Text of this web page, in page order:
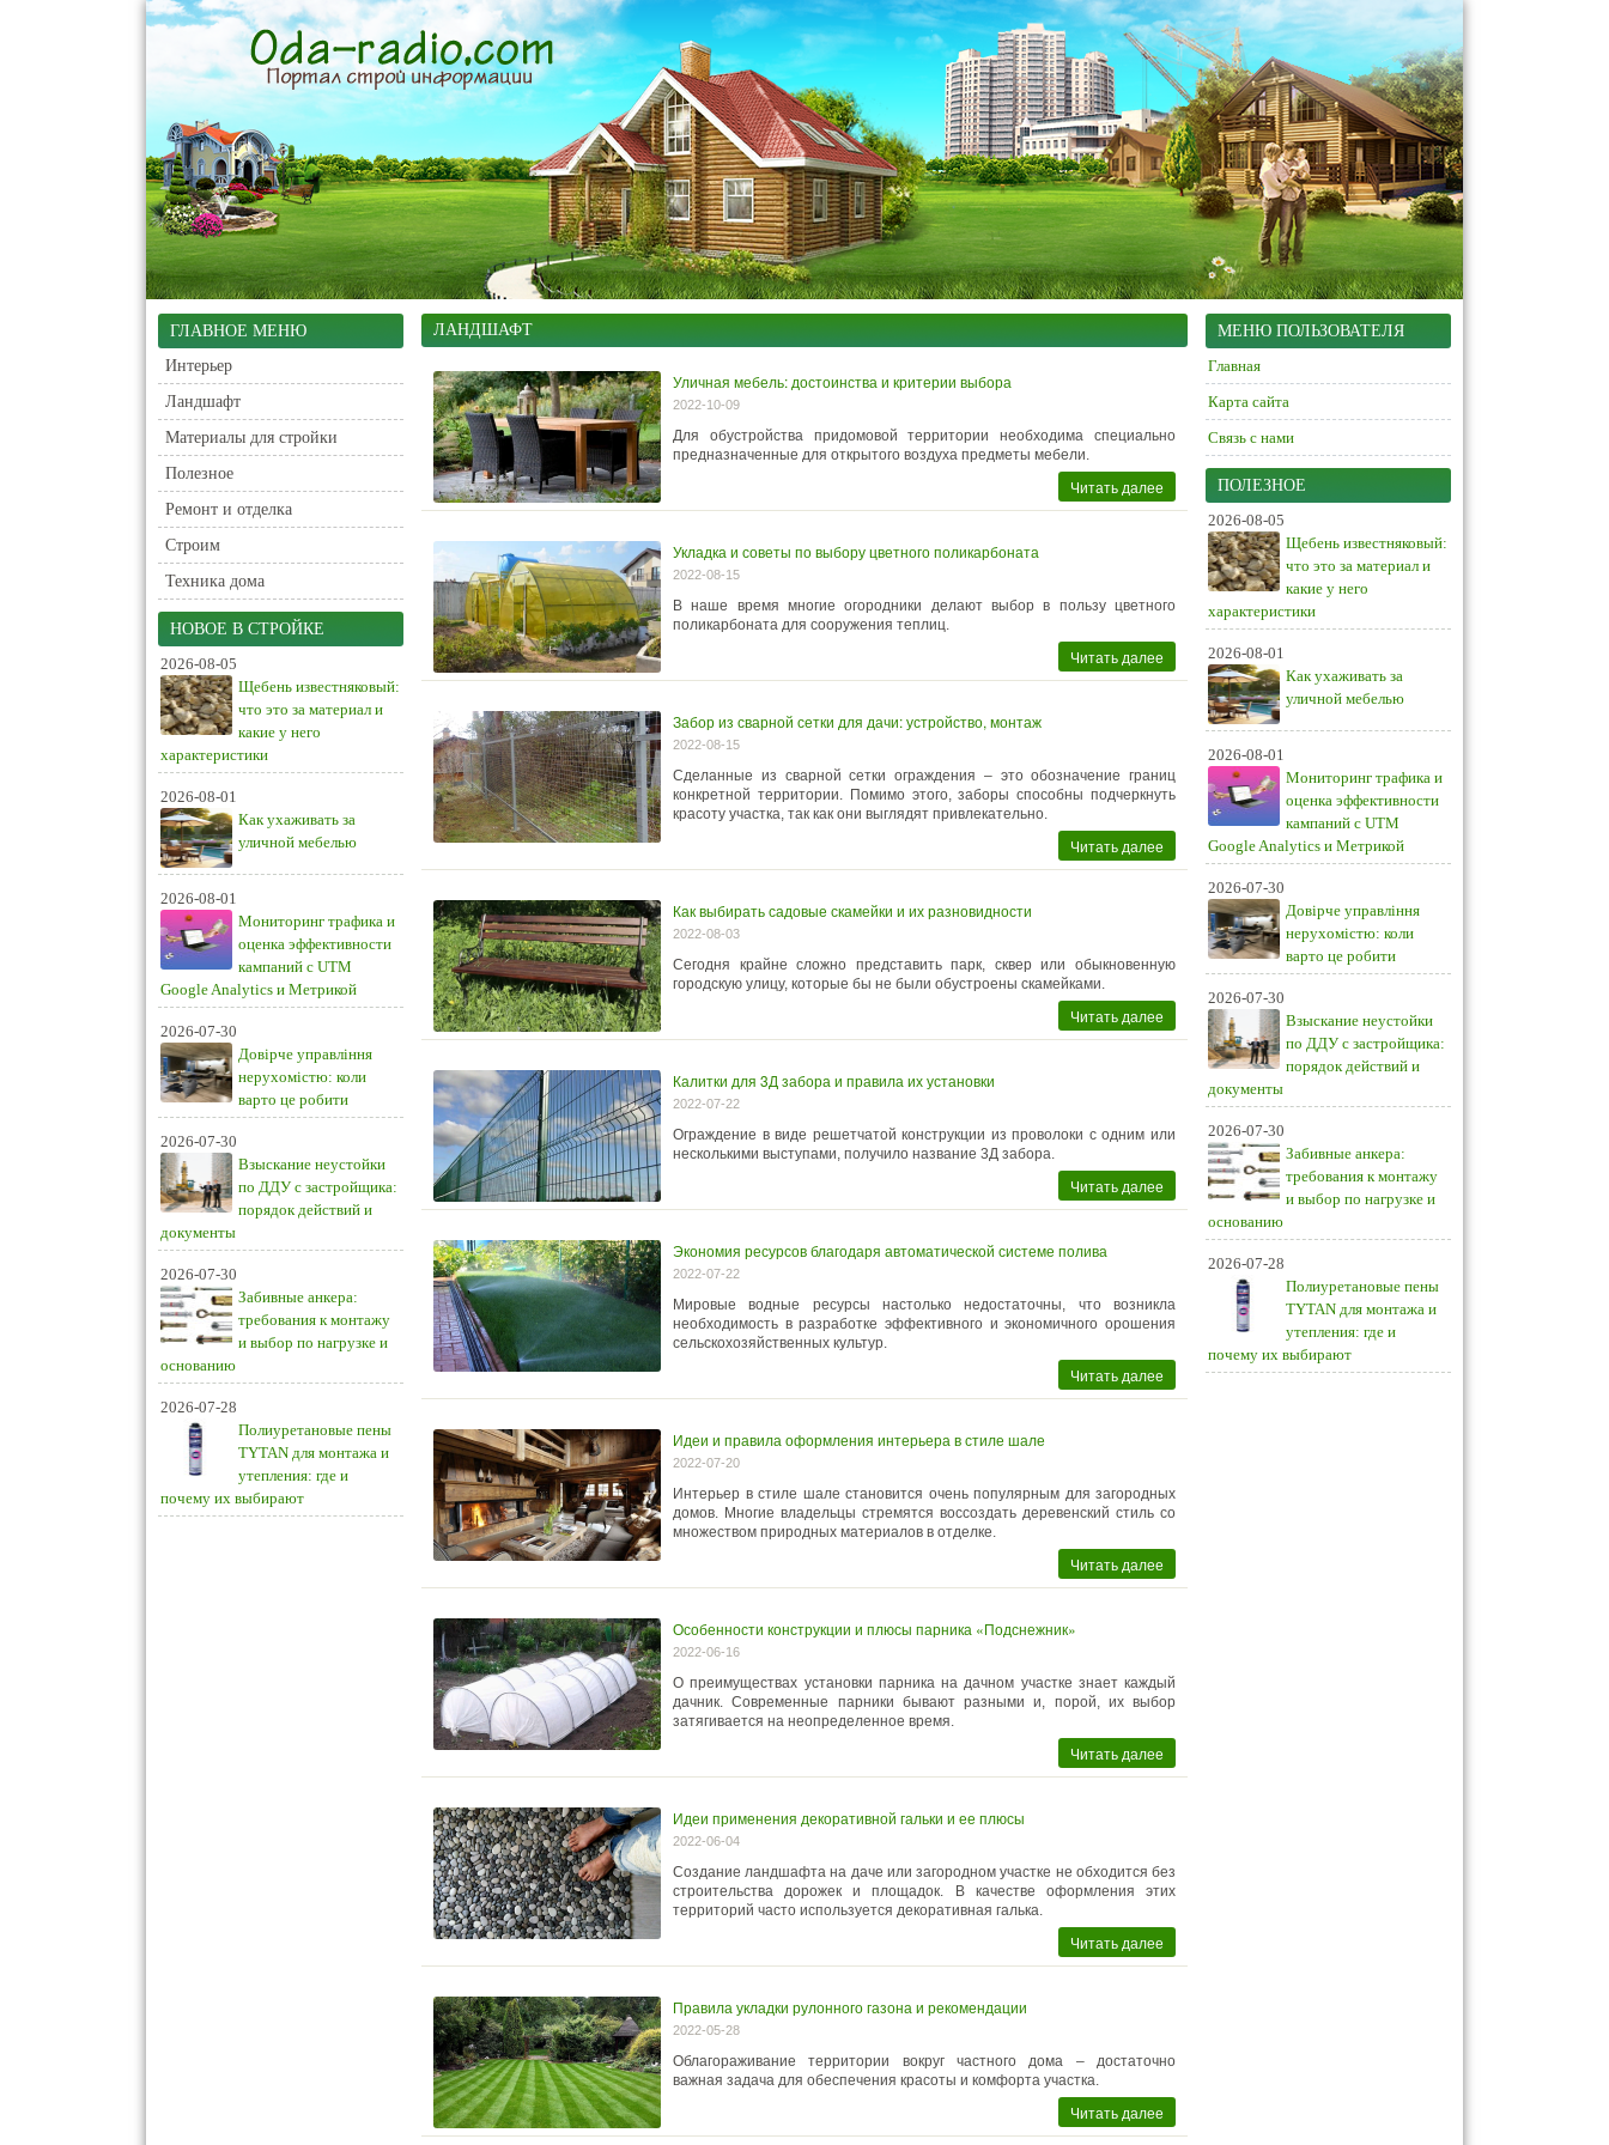
ГЛАВНОЕ МЕНЮ
Интерьер
Ландшафт
Материалы для стройки
Полезное
Ремонт и отделка
Строим
Техника дома
НОВОЕ В СТРОЙКЕ
2026-08-05
Щебень известняковый:
что это за материал и
какие у него
характеристики
2026-08-01
Как ухаживать за
уличной мебелью
2026-08-01
Мониторинг трафика и
оценка эффективности
кампаний с UTM
Google Analytics и Метрикой
2026-07-30
Довірче управління
нерухомістю: коли
варто це робити
2026-07-30
Взыскание неустойки
по ДДУ с застройщика:
порядок действий и
документы
2026-07-30
Забивные анкера:
требования к монтажу
и выбор по нагрузке и
основанию
2026-07-28
Полиуретановые пены
TYTAN для монтажа и
утепления: где и
почему их выбирают
ЛАНДШАФТ
Уличная мебель: достоинства и критерии выбора
2022-10-09
Для обустройства придомовой территории необходима специально
предназначенные для открытого воздуха предметы мебели.
Читать далее
Укладка и советы по выбору цветного поликарбоната
2022-08-15
В наше время многие огородники делают выбор в пользу цветного
поликарбоната для сооружения теплиц.
Читать далее
Забор из сварной сетки для дачи: устройство, монтаж
2022-08-15
Сделанные из сварной сетки ограждения – это обозначение границ
конкретной территории. Помимо этого, заборы способны подчеркнуть
красоту участка, так как они выглядят привлекательно.
Читать далее
Как выбирать садовые скамейки и их разновидности
2022-08-03
Сегодня крайне сложно представить парк, сквер или обыкновенную
городскую улицу, которые бы не были обустроены скамейками.
Читать далее
Калитки для 3Д забора и правила их установки
2022-07-22
Ограждение в виде решетчатой конструкции из проволоки с одним или
несколькими выступами, получило название 3Д забора.
Читать далее
Экономия ресурсов благодаря автоматической системе полива
2022-07-22
Мировые водные ресурсы настолько недостаточны, что возникла
необходимость в разработке эффективного и экономичного орошения
сельскохозяйственных культур.
Читать далее
Идеи и правила оформления интерьера в стиле шале
2022-07-20
Интерьер в стиле шале становится очень популярным для загородных
домов. Многие владельцы стремятся воссоздать деревенский стиль со
множеством природных материалов в отделке.
Читать далее
Особенности конструкции и плюсы парника «Подснежник»
2022-06-16
О преимуществах установки парника на дачном участке знает каждый
дачник. Современные парники бывают разными и, порой, их выбор
затягивается на неопределенное время.
Читать далее
Идеи применения декоративной гальки и ее плюсы
2022-06-04
Создание ландшафта на даче или загородном участке не обходится без
строительства дорожек и площадок. В качестве оформления этих
территорий часто используется декоративная галька.
Читать далее
Правила укладки рулонного газона и рекомендации
2022-05-28
Облагораживание территории вокруг частного дома – достаточно
важная задача для обеспечения красоты и комфорта участка.
Читать далее
МЕНЮ ПОЛЬЗОВАТЕЛЯ
Главная
Карта сайта
Связь с нами
ПОЛЕЗНОЕ
2026-08-05
Щебень известняковый:
что это за материал и
какие у него
характеристики
2026-08-01
Как ухаживать за
уличной мебелью
2026-08-01
Мониторинг трафика и
оценка эффективности
кампаний с UTM
Google Analytics и Метрикой
2026-07-30
Довірче управління
нерухомістю: коли
варто це робити
2026-07-30
Взыскание неустойки
по ДДУ с застройщика:
порядок действий и
документы
2026-07-30
Забивные анкера:
требования к монтажу
и выбор по нагрузке и
основанию
2026-07-28
Полиуретановые пены
TYTAN для монтажа и
утепления: где и
почему их выбирают